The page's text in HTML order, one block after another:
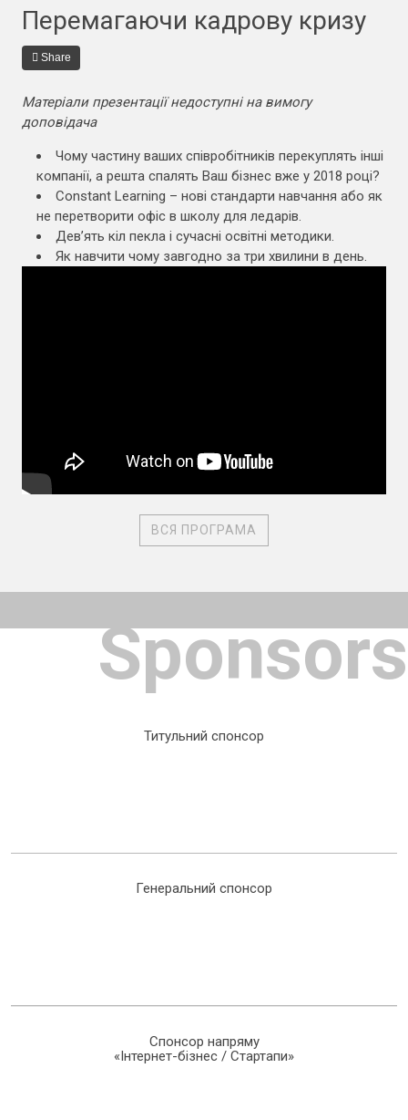
Перемагаючи кадрову кризу
Share
Матеріали презентації недоступні на вимогу
доповідача
Чому частину ваших співробітників перекуплять інші
компанії, а решта спалять Ваш бізнес вже у 2018 році?
Constant Learning – нові стандарти навчання або як
не перетворити офіс в школу для ледарів.
Дев’ять кіл пекла і сучасні освітні методики.
Як навчити чому завгодно за три хвилини в день.
ВСЯ ПРОГРАМА
Sponsors
Титульний спонсор
Генеральний спонсор
Спонсор напряму
«Інтернет-бізнес / Стартапи»